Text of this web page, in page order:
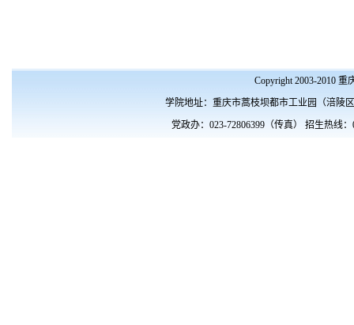
Copyright 2003-2010
学院地址：重庆市蒿枝坝都市工业园（涪陵
党政办：023-72806399（传真） 招生热线：